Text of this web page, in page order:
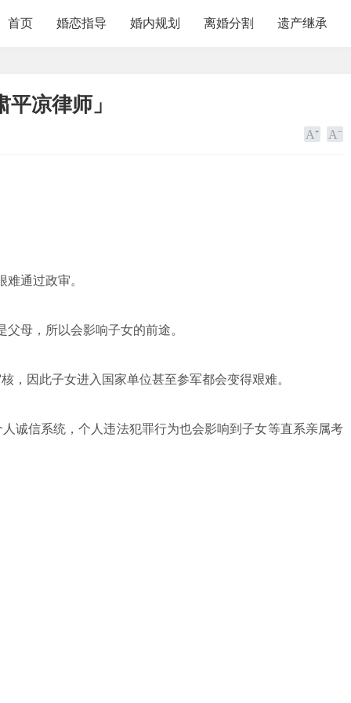
首页 婚恋指导 婚内规划 离婚分割 遗产继承
凉律师」
通过政审。
母，所以会影响子女的前途。
，因此子女进入国家单位甚至参军都会变得艰难。
诚信系统，个人违法犯罪行为也会影响到子女等直系亲属考